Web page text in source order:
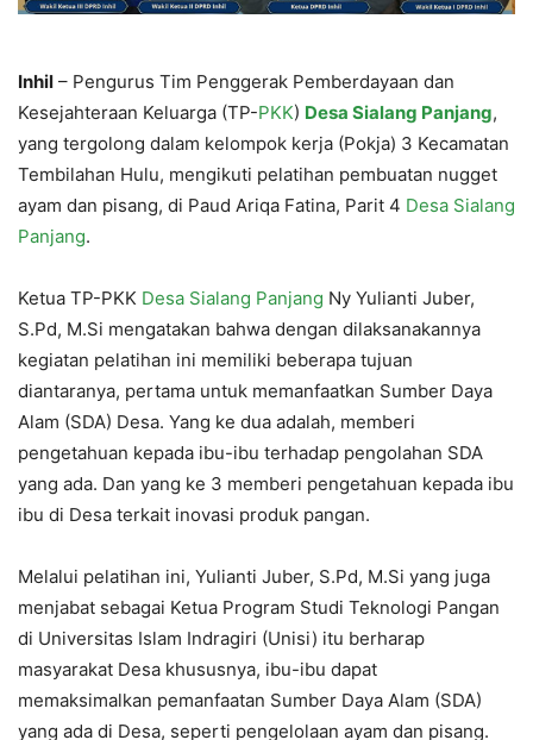
Inhil – Pengurus Tim Penggerak Pemberdayaan dan
Kesejahteraan Keluarga (TP-PKK) Desa Sialang Panjang,
yang tergolong dalam kelompok kerja (Pokja) 3 Kecamatan
Tembilahan Hulu, mengikuti pelatihan pembuatan nugget
ayam dan pisang, di Paud Ariqa Fatina, Parit 4 Desa Sialang
Panjang.
Ketua TP-PKK Desa Sialang Panjang Ny Yulianti Juber,
S.Pd, M.Si mengatakan bahwa dengan dilaksanakannya
kegiatan pelatihan ini memiliki beberapa tujuan
diantaranya, pertama untuk memanfaatkan Sumber Daya
Alam (SDA) Desa. Yang ke dua adalah, memberi
pengetahuan kepada ibu-ibu terhadap pengolahan SDA
yang ada. Dan yang ke 3 memberi pengetahuan kepada ibu
ibu di Desa terkait inovasi produk pangan.
Melalui pelatihan ini, Yulianti Juber, S.Pd, M.Si yang juga
menjabat sebagai Ketua Program Studi Teknologi Pangan
di Universitas Islam Indragiri (Unisi) itu berharap
masyarakat Desa khususnya, ibu-ibu dapat
memaksimalkan pemanfaatan Sumber Daya Alam (SDA)
yang ada di Desa, seperti pengelolaan ayam dan pisang.